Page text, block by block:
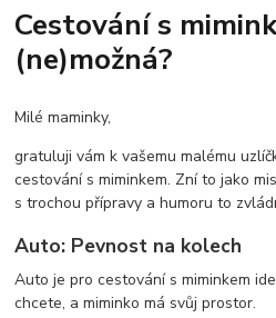
Cestování s
(ne)možná?
Milé maminky,
gratuluji vám k vašemu malému
cestování s miminkem. Zní to jako
s trochou přípravy a humoru to
Auto: Pevnost na kolech
Auto je pro cestování s miminkem
chcete, a miminko má svůj prostor.